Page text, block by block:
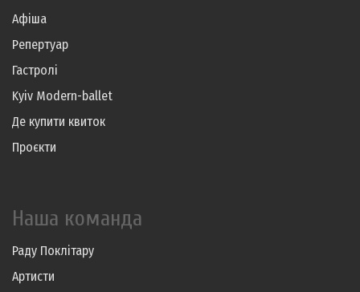
Афіша
Репертуар
Гастролі
Kyiv Modern-ballet
Де купити квиток
Проєкти
Наша команда
Раду Поклітару
Артисти